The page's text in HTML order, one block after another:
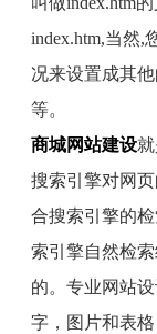
index.htm,当然,
况来设置成其
等。
商城网站建设
搜索引擎对网
合搜索引擎的检
索引擎自然检
的。专业网站
字，图片和表